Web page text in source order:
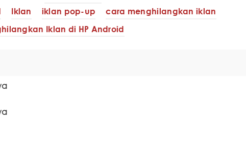
Iklan iklan pop-up
cara menghilangkan iklan
Iklan di HP Android